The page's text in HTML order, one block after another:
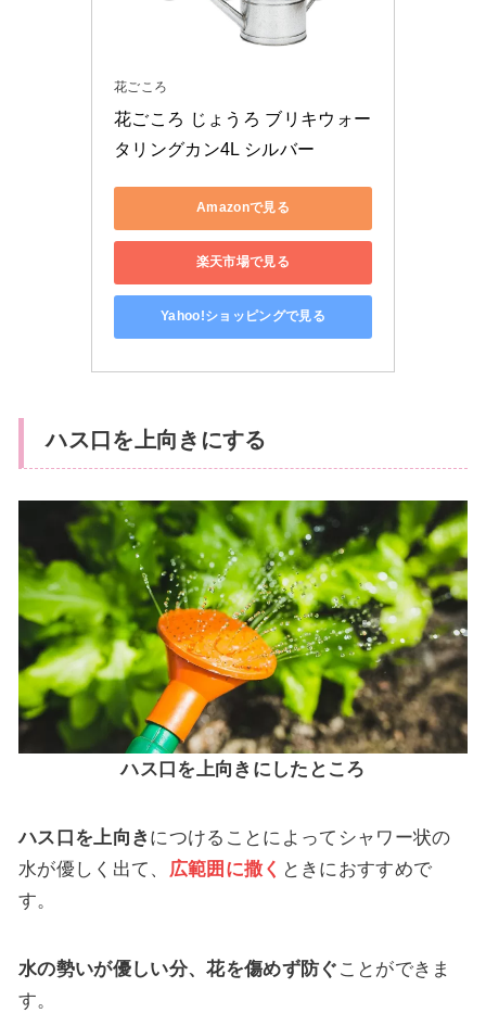
花ごころ
花ごころ じょうろ ブリキウォー
タリングカン4L シルバー
Amazonで見る
楽天市場で見る
Yahoo!ショッピングで見る
ハス口を上向きにする
ハス口を上向きにしたところ
ハス口を上向き につけることによってシャワー状の
水が優しく出て、 広範囲に撒く ときにおすすめで
す。
水の勢いが優しい分、花を傷めず防ぐ ことができま
す。